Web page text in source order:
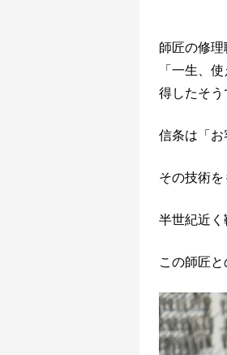
師匠の修
「一生、
得したそう
信条は「お
その技術
半世紀近く
この師匠